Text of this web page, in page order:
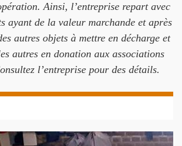
Ainsi, l’entreprise repart avec
ayant de la valeur marchande et après
autres objets à mettre en décharge et
autres en donation aux associations
l’entreprise pour des détails.